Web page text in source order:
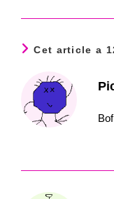
Cet article a